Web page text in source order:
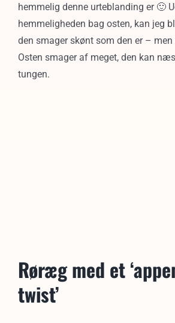
hemmelig denne urteblanding er 🙂
hemmeligheden bag osten, kan jeg
den smager skønt som den er –
Osten smager af meget, den kan
tungen.
Røræg med et
twist’